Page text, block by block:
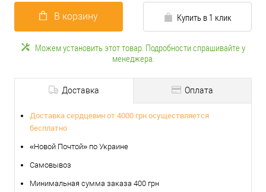
В корзину Купить в 1 клик
Можем установить этот товар. Подробности спрашивайте у
менеджера.
Доставка Оплата
Доставка сердцевин от 4000 грн осуществляется
бесплатно
«Новой Почтой» по Украине
Самовывоз
Минимальная сумма заказа 400 грн